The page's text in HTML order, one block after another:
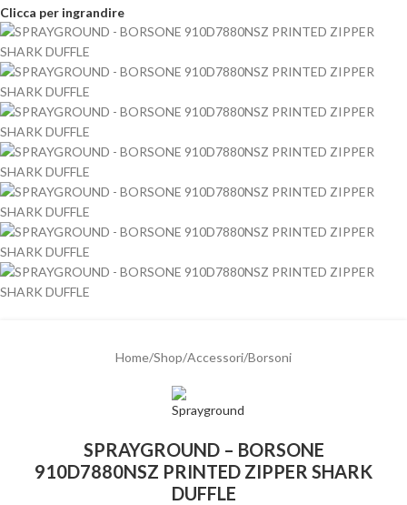
Clicca per ingrandire
Home/Shop/Accessori/Borsoni
SPRAYGROUND – BORSONE
910D7880NSZ PRINTED ZIPPER SHARK
DUFFLE